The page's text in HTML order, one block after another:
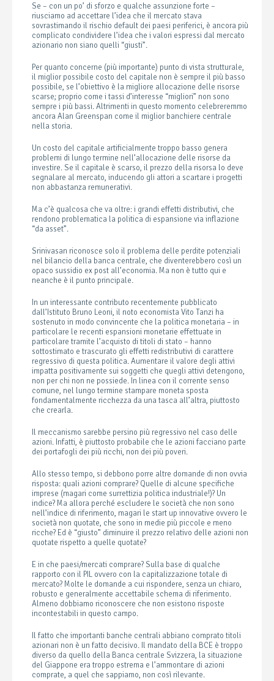
Se – con un po’ di sforzo e qualche assunzione forte –
riusciamo ad accettare l’idea che il mercato stava
sovrastimando il rischio default dei paesi periferici, è ancora più
complicato condividere l’idea che i valori espressi dal mercato
azionario non siano quelli “giusti”.
Per quanto concerne (più importante) punto di vista strutturale,
il miglior possibile costo del capitale non è sempre il più basso
possibile, se l’obiettivo è la migliore allocazione delle risorse
scarse; proprio come i tassi d’interesse “migliori” non sono
sempre i più bassi. Altrimenti in questo momento celebreremmo
ancora Alan Greenspan come il miglior banchiere centrale
nella storia.
Un costo del capitale artificialmente troppo basso genera
problemi di lungo termine nell’allocazione delle risorse da
investire. Se il capitale è scarso, il prezzo della risorsa lo deve
segnalare al mercato, inducendo gli attori a scartare i progetti
non abbastanza remunerativi.
Ma c’è qualcosa che va oltre: i grandi effetti distributivi, che
rendono problematica la politica di espansione via inflazione
“da asset”.
Srinivasan riconosce solo il problema delle perdite potenziali
nel bilancio della banca centrale, che diventerebbero così un
opaco sussidio ex post all’economia. Ma non è tutto qui e
neanche è il punto principale.
In un interessante contributo recentemente pubblicato
dall’Istituto Bruno Leoni, il noto economista Vito Tanzi ha
sostenuto in modo convincente che la politica monetaria – in
particolare le recenti espansioni monetarie effettuate in
particolare tramite l’acquisto di titoli di stato – hanno
sottostimato e trascurato gli effetti redistributivi di carattere
regressivo di questa politica. Aumentare il valore degli attivi
impatta positivamente sui soggetti che quegli attivi detengono,
non per chi non ne possiede. In linea con il corrente senso
comune, nel lungo termine stampare moneta sposta
fondamentalmente ricchezza da una tasca all’altra, piuttosto
che crearla.
Il meccanismo sarebbe persino più regressivo nel caso delle
azioni. Infatti, è piuttosto probabile che le azioni facciano parte
dei portafogli dei più ricchi, non dei più poveri.
Allo stesso tempo, si debbono porre altre domande di non ovvia
risposta: quali azioni comprare? Quelle di alcune specifiche
imprese (magari come surrettizia politica industriale!)? Un
indice? Ma allora perché escludere le società che non sono
nell’indice di riferimento, magari le start up innovative ovvero le
società non quotate, che sono in medie più piccole e meno
ricche? Ed è “giusto” diminuire il prezzo relativo delle azioni non
quotate rispetto a quelle quotate?
E in che paesi/mercati comprare? Sulla base di qualche
rapporto con il PIL ovvero con la capitalizzazione totale di
mercato? Molte le domande a cui rispondere, senza un chiaro,
robusto e generalmente accettabile schema di riferimento.
Almeno dobbiamo riconoscere che non esistono risposte
incontestabili in questo campo.
Il fatto che importanti banche centrali abbiano comprato titoli
azionari non è un fatto decisivo. Il mandato della BCE è troppo
diverso da quello della Banca centrale Svizzera, la situazione
del Giappone era troppo estrema e l’ammontare di azioni
comprate, a quel che sappiamo, non così rilevante.